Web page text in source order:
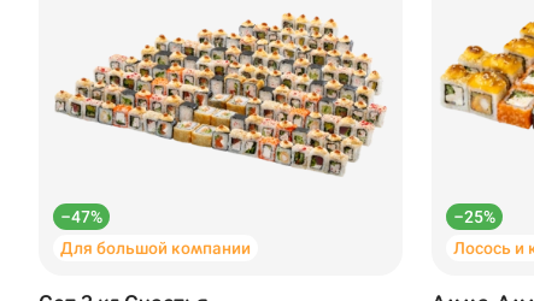
–47%
Для большой компании
–25%
Лосось и
Доставка